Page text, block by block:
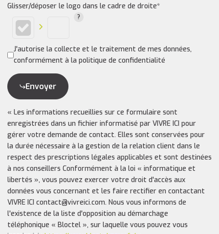
Glisser/déposer le logo dans le cadre de droite*
J'autorise la collecte et le traitement de mes données,
conformément à la politique de confidentialité
Envoyer
« Les informations recueillies sur ce formulaire sont
enregistrées dans un fichier informatisé par VIVRE ICI pour
gérer votre demande de contact. Elles sont conservées pour
la durée nécessaire à la gestion de la relation client dans le
respect des prescriptions légales applicables et sont destinées
à nos conseillers Conformément à la loi « informatique et
libertés », vous pouvez exercer votre droit d'accès aux
données vous concernant et les faire rectifier en contactant
VIVRE ICI contact@vivreici.com. Nous vous informons de
l'existence de la liste d'opposition au démarchage
téléphonique « Bloctel », sur laquelle vous pouvez vous